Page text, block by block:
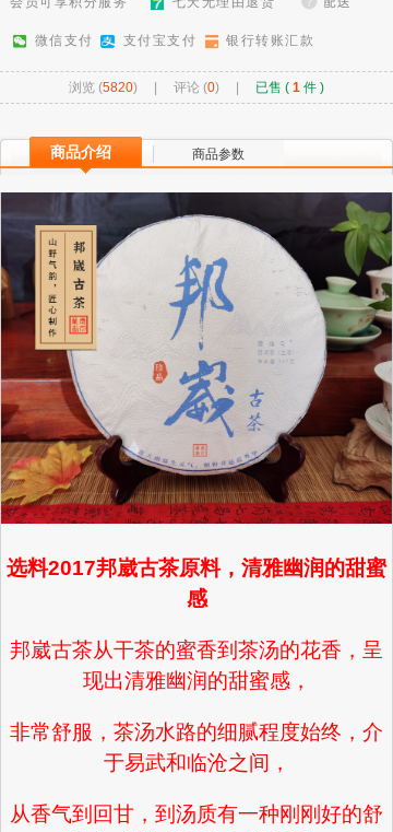
微信支付 支付宝支付 银行转账汇款
浏览 (5820) | 评论 (0) 已售 ( 1 件 )
商品介绍 商品参数
选料2017邦崴古茶原料，清雅幽润的甜蜜
感
邦崴古茶从干茶的蜜香到茶汤的花香，呈
现出清雅幽润的甜蜜感，
非常舒服，茶汤水路的细腻程度始终，介
于易武和临沧之间，
从香气到回甘，到汤质有一种刚刚好的舒